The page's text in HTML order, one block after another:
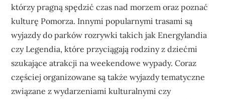
którzy pragną spędzić czas nad morzem oraz poznać
kulturę Pomorza. Innymi popularnymi trasami są
wyjazdy do parków rozrywki takich jak Energylandia
czy Legendia, które przyciągają rodziny z dziećmi
szukające atrakcji na weekendowe wypady. Coraz
częściej organizowane są także wyjazdy tematyczne
związane z wydarzeniami kulturalnymi czy